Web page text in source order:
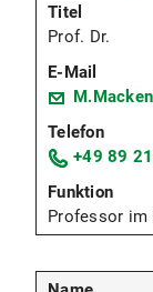
Prof. Dr.
+49 89
Professor im